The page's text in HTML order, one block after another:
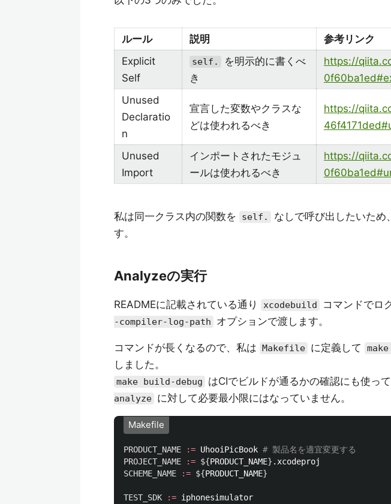
ルール 説明
参考リンク
Explicit
Self
self.
を明示的に書くべ
き
https://
Unused
Declaratio
n
宣言した変数やクラスな
どは使われるべき
https://
Unused
Import
インポートされたモジュ
ールは使われるべき
https://
私は同一クラス内の関数を self.
なしで呼び出したいため
す。
Analyzeの実行
READMEに記載されている通り xcodebuild コマンドでロ
-compiler-log-path
オプションで渡します。
コマンドが長くなるので、私は Makefile に定義して
しました。
make build-debug はCIでビルドが通るかの確認にも使っ
analyze に対して必要最小限にはなっていません。
Makefile
PRODUCT_NAME := UhooiPicBook # 製品名を適宜変更する
PROJECT_NAME
:= ${PRODUCT_NAME}
SCHEME_NAME
:= ${PRODUCT_NAME}
TEST_SDK :=